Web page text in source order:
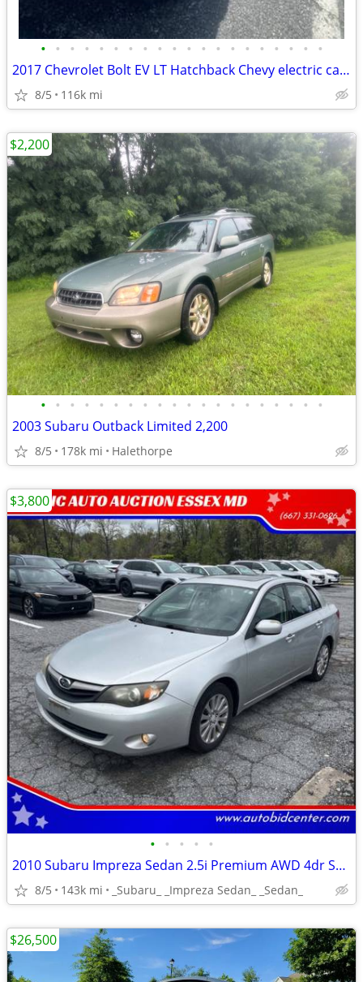
• • • • • • • • • • • • • • • • • • • •
2017 Chevrolet Bolt EV LT Hatchback Chevy electric car B/O
8/5 116k mi
• • • • • • • • • • • • • • • • • • • •
2003 Subaru Outback Limited 2,200
8/5 178k mi Halethorpe
$2,200
• • • • •
2010 Subaru Impreza Sedan 2.5i Premium AWD 4dr Sedan 4A
8/5 143k mi _Subaru_ _Impreza Sedan_ _Sedan_
$3,800
$26,500